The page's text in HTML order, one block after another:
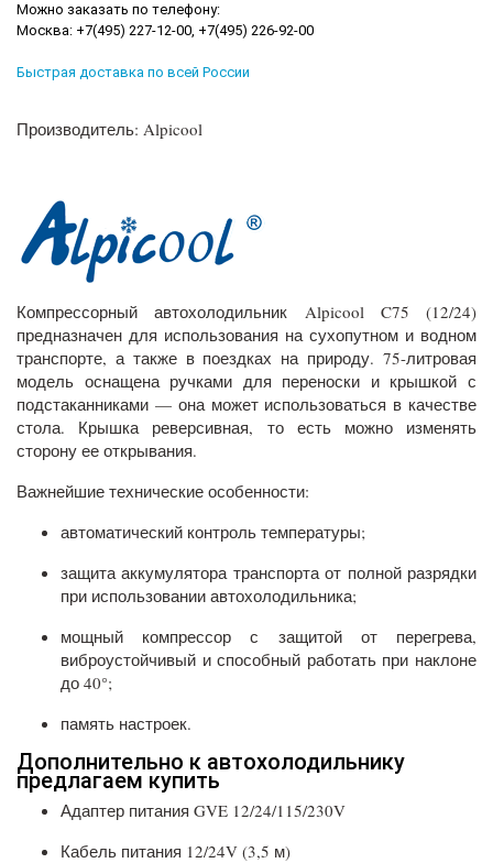
Можно заказать по телефону:
Москва: +7(495) 227-12-00, +7(495) 226-92-00
Быстрая доставка по всей России
Производитель: Alpicool
Компрессорный автохолодильник Alpicool C75 (12/24)
предназначен для использования на сухопутном и водном
транспорте, а также в поездках на природу. 75-литровая
модель оснащена ручками для переноски и крышкой с
подстаканниками — она может использоваться в качестве
стола. Крышка реверсивная, то есть можно изменять
сторону ее открывания.
Важнейшие технические особенности:
автоматический контроль температуры;
защита аккумулятора транспорта от полной разрядки
при использовании автохолодильника;
мощный компрессор с защитой от перегрева,
виброустойчивый и способный работать при наклоне
до 40°;
память настроек.
Дополнительно к автохолодильнику
предлагаем купить
Адаптер питания GVE 12/24/115/230V
Кабель питания 12/24V (3,5 м)